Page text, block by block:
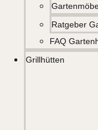
Ratgeber
FAQ
Grillhütten